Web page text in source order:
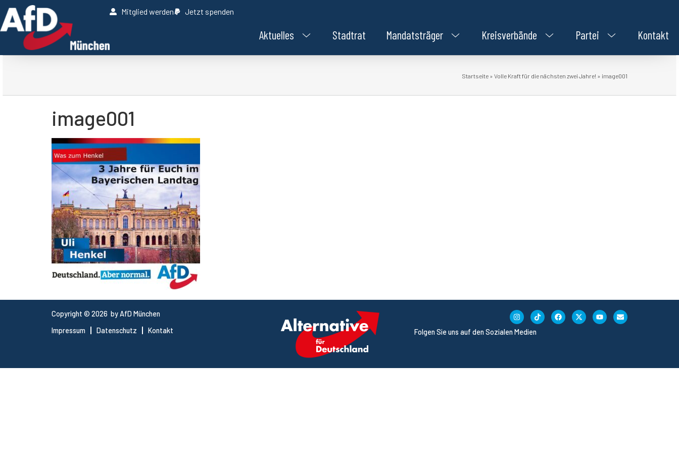
Mitglied werden Jetzt spenden
Aktuelles Stadtrat Mandatsträger Kreisverbände Partei Kontakt
Startseite » Volle Kraft für die nächsten zwei Jahre! » image001
image001
Copyright © 2026 by AfD München
Impressum
Datenschutz Kontakt Folgen Sie uns auf den Sozialen Medien